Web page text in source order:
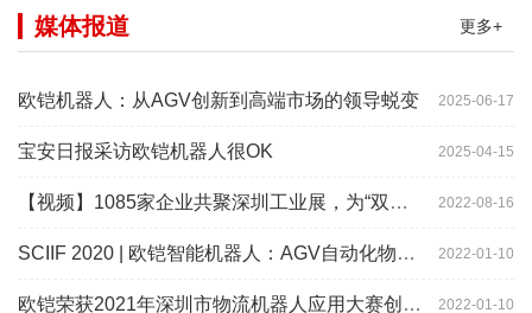
更多+
媒体报道
2025-06-17
欧铠机器人：从AGV创新到高端市场的领导蜕变
2025-04-15
宝安日报采访欧铠机器人很OK
2022-08-16
【视频】1085家企业共聚深圳工业展，为“双链”畅通堵点、卡点
2022-01-10
SCIIF 2020 | 欧铠智能机器人：AGV自动化物流设备及系统
2022-01-10
欧铠荣获2021年深圳市物流机器人应用大赛创新项目奖